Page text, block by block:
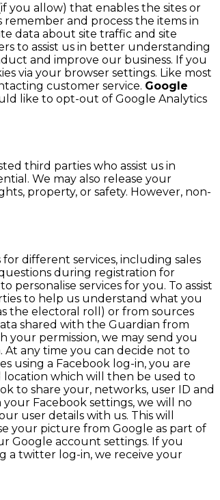
you allow) that enables the sites or
and process the items in
data about site traffic and site
to assist us in better understanding
and improve our business. If you
via your browser settings. Like most
customer service. Google
like to opt-out of Google Analytics
third parties who assist us in
We may also release your
property, or safety. However, non-
different services, including sales
during registration for
personalise services for you. To assist
to help us understand what you
the electoral roll) or from sources
shared with the Guardian from
permission, we may send you
At any time you can decide not to
using a Facebook log-in, you are
location which will then be used to
to share your, networks, user ID and
Facebook settings, we will no
user details with us. This will
your picture from Google as part of
Google account settings. If you
a twitter log-in, we receive your